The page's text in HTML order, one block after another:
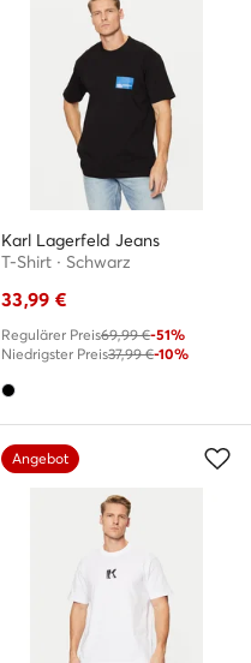
Karl Lagerfeld Jeans
T-Shirt · Schwarz
33,99 €
Regulärer Preis69,99 €-51%
Niedrigster Preis37,99 €-10%
Angebot